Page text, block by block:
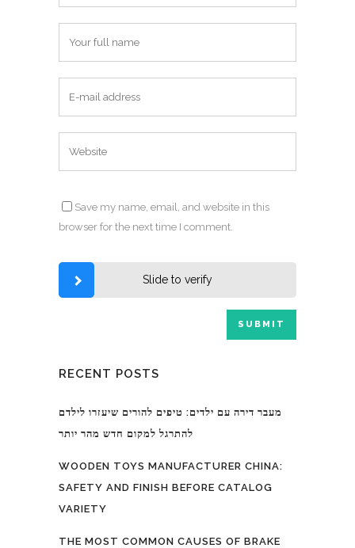
Save my name, email, and website in this
browser for the next time I comment.
Slide to verify
RECENT POSTS
מעבר דירה עם ילדים: טיפים להורים שיעזרו לילדם
להתרגל למקום חדש מהר יותר
WOODEN TOYS MANUFACTURER CHINA:
SAFETY AND FINISH BEFORE CATALOG
VARIETY
THE MOST COMMON CAUSES OF BRAKE